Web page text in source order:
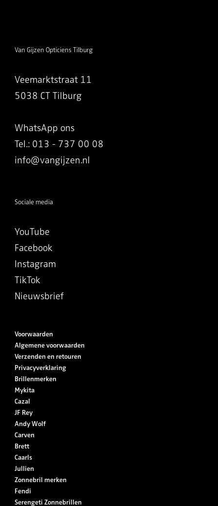
Van Gijzen Opticiens Tilburg
Veemarktstraat 11
5038 CT Tilburg
WhatsApp ons
Tel.: 013 - 737 00 08
info@vangijzen.nl
Sociale media
YouTube
Facebook
Instagram
TikTok
Nieuwsbrief
Voorwaarden
Algemene voorwaarden
Verzenden en retouren
Privacyverklaring
Brillenmerken
Mykita
Cazal
JF Rey
Andy Wolf
Carven
Brett
Caarls
Jullien
Zonnebril merken
Fendi
Serengeti Zonnebrillen